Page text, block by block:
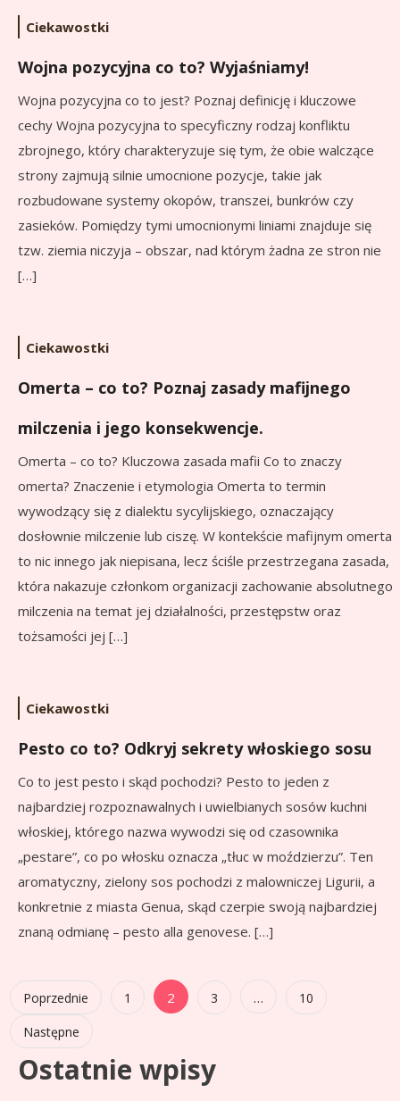
Ciekawostki
Wojna pozycyjna co to? Wyjaśniamy!
Wojna pozycyjna co to jest? Poznaj definicję i kluczowe
cechy Wojna pozycyjna to specyficzny rodzaj konfliktu
zbrojnego, który charakteryzuje się tym, że obie walczące
strony zajmują silnie umocnione pozycje, takie jak
rozbudowane systemy okopów, transzei, bunkrów czy
zasieków. Pomiędzy tymi umocnionymi liniami znajduje się
tzw. ziemia niczyja – obszar, nad którym żadna ze stron nie
[…]
Ciekawostki
Omerta – co to? Poznaj zasady mafijnego
milczenia i jego konsekwencje.
Omerta – co to? Kluczowa zasada mafii Co to znaczy
omerta? Znaczenie i etymologia Omerta to termin
wywodzący się z dialektu sycylijskiego, oznaczający
dosłownie milczenie lub ciszę. W kontekście mafijnym omerta
to nic innego jak niepisana, lecz ściśle przestrzegana zasada,
która nakazuje członkom organizacji zachowanie absolutnego
milczenia na temat jej działalności, przestępstw oraz
tożsamości jej […]
Ciekawostki
Pesto co to? Odkryj sekrety włoskiego sosu
Co to jest pesto i skąd pochodzi? Pesto to jeden z
najbardziej rozpoznawalnych i uwielbianych sosów kuchni
włoskiej, którego nazwa wywodzi się od czasownika
„pestare”, co po włosku oznacza „tłuc w moździerzu”. Ten
aromatyczny, zielony sos pochodzi z malowniczej Ligurii, a
konkretnie z miasta Genua, skąd czerpie swoją najbardziej
znaną odmianę – pesto alla genovese. […]
Stronicowanie
wpisów
Poprzednie 1 2 3 …
10
Następne
Ostatnie wpisy